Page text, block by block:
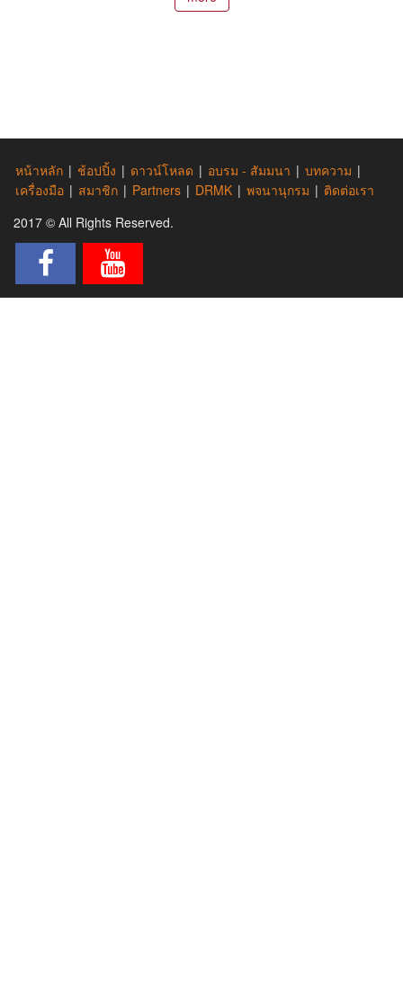
หน้าหลัก | ช้อปปิ้ง | ดาวน์โหลด | อบรม - สัมมนา | บทความ |
เครื่องมือ | สมาชิก | Partners | DRMK | พจนานุกรม | ติดต่อเรา
2017 © All Rights Reserved.